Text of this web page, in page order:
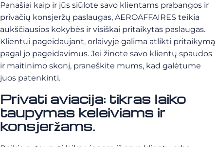
Panašiai kaip ir jūs siūlote savo klientams prabangos ir
privačių konsjeržų paslaugas, AEROAFFAIRES teikia
aukščiausios kokybės ir visiškai pritaikytas paslaugas.
Klientui pageidaujant, orlaivyje galima atlikti pritaikymą
pagal jo pageidavimus. Jei žinote savo klientų spaudos
ir maitinimo skonį, praneškite mums, kad galėtume
juos patenkinti.
Privati aviacija: tikras laiko
taupymas keleiviams ir
konsjeržams.